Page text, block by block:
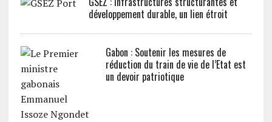
développement durable, un lien étroit
Gabon : Soutenir les mesures de
réduction du train de vie de l’Etat est
un devoir patriotique